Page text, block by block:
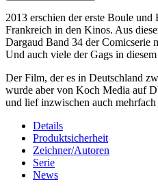
2013 erschien der erste Boule
Frankreich in den Kinos. Aus
Dargaud Band 34 der Comicserie
Und auch viele der Gags in
Der Film, der es in Deutschland
wurde aber von Koch Media auf
und lief inzwischen auch mehrfach
Details
Produktsicherheit
Zeichner/Autoren
Serie
News